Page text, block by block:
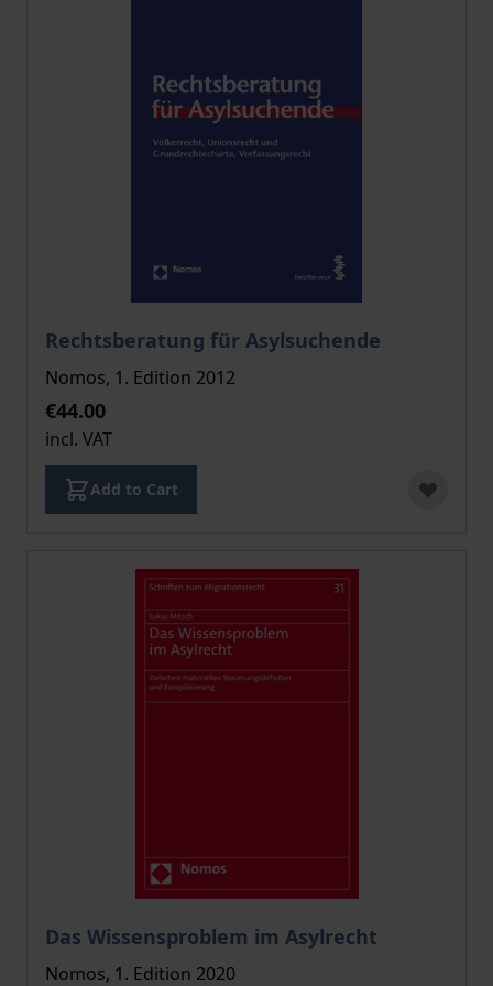
Rechtsberatung für Asylsuchende
The price depends on the options chosen on the
Nomos, 1. Edition 2012
€44.00
incl. VAT
Add to Cart
Das Wissensproblem im Asylrecht
The price depends on the options chosen on the
Nomos, 1. Edition 2020